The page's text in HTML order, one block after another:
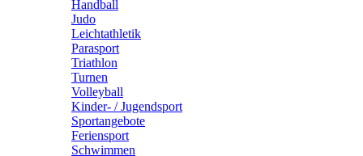
Handball
Judo
Leichtathletik
Parasport
Triathlon
Turnen
Volleyball
Kinder- / Jugendsport
Sportangebote
Feriensport
Schwimmen